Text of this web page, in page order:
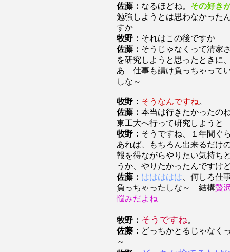
佐藤： なるほどね。 その好き
勉強しようとは思わなかった
すか
牧野： それはこの後ですか
佐藤： そうじゃなくって清家
を研究しようと思ったときに
あ 仕事も請け負っちゃって
しな～
牧野： そうなんですね。
佐藤： 本当は行きたかったの
東工大へ行って研究しようと
牧野： そうですね、１年間ぐ
あれば、もちろん出来るだけ
報を得ながらやりたい気持ち
うか、やりたかったんですけ
佐藤： ははははは 、何しろ仕
負っちゃったしな～ 結構贅
悩みだよね
牧野： そうですね。
佐藤： どっちかとるじゃなく
～